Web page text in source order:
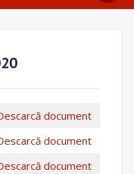
document
document
document